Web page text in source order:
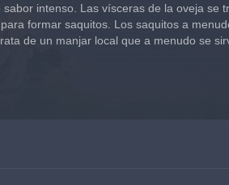
sabor intenso. Las vísceras de la oveja se
formar saquitos. Los saquitos a
de un manjar local que a menudo se